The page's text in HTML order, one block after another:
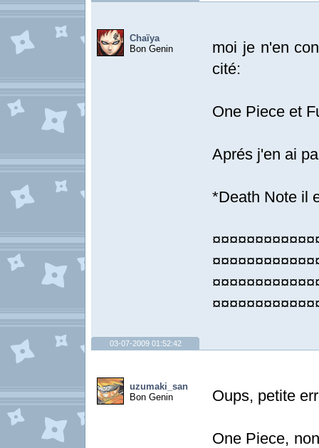
Chaïya
Bon Genin
moi je n'en
cité:
One Piece et
Aprés j'en ai
*Death Note il
03-07-2009 01:52:42
uzumaki_san
Bon Genin
Oups, petite
One Piece,